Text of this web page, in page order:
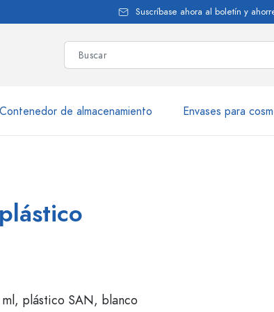
Suscríbase ahora al boletín y
Contenedor de almacenamiento Envases para
marca
100 ml
Botellas de vidrio 500 ml